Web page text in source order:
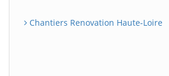
Chantiers Renovation Haute-Loire